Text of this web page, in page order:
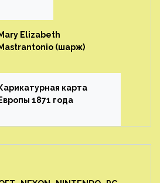
Mary Elizabeth
Mastrantonio (шарж)⁠⁠
Карикатурная карта
Европы 1871 года⁠⁠